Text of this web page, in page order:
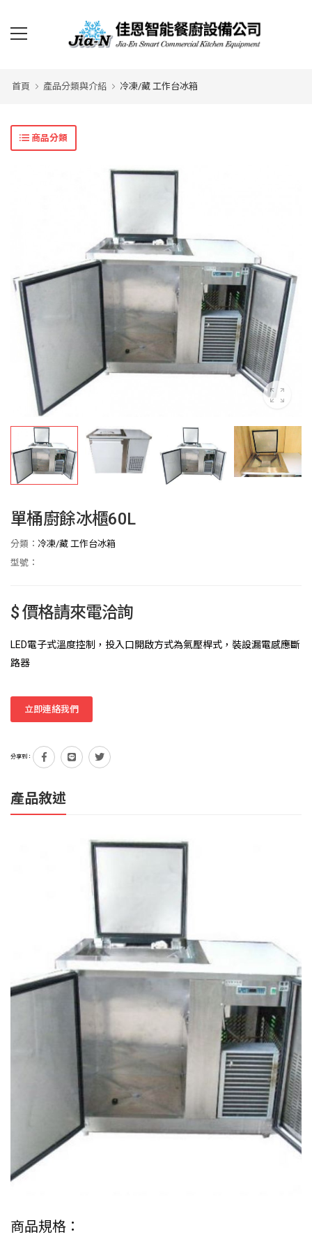
首頁 產品分類與介紹 冷凍/藏 工作台冰箱
商品分類
單桶廚餘冰櫃60L
分類： 冷凍/藏 工作台冰箱
型號：
$ 價格請來電洽詢
LED電子式溫度控制，投入口開啟方式為氣壓桿式，裝設漏電感應斷
路器
立即連絡我們
分享到：
產品敘述
商品規格：